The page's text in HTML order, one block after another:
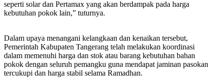
seperti solar dan Pertamax yang akan berdampak pada harga
kebutuhan pokok lain,” tuturnya.
Dalam upaya menangani kelangkaan dan kenaikan tersebut,
Pemerintah Kabupaten Tangerang telah melakukan koordinasi
dalam memenuhi harga dan stok atau barang kebutuhan bahan
pokok dengan seluruh pemangku guna mendapat jaminan pasokan
tercukupi dan harga stabil selama Ramadhan.